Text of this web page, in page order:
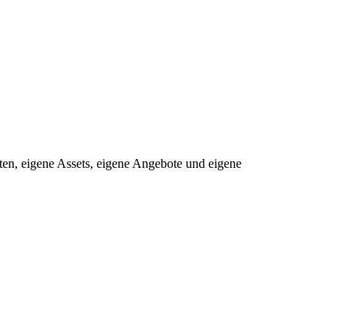
eigene Assets, eigene Angebote und eigene